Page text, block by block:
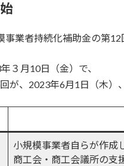
業者持続化補助金の第
３月10日（金）で、
が、2023年6月1日（木）
小規模事業者自らが作成
商工会・商工会議所の支